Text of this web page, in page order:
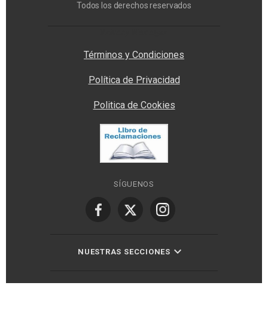
Todos los derechos reservados
Términos y Condiciones
Política de Privacidad
Politica de Cookies
SÍGUENOS
NUESTRAS SECCIONES